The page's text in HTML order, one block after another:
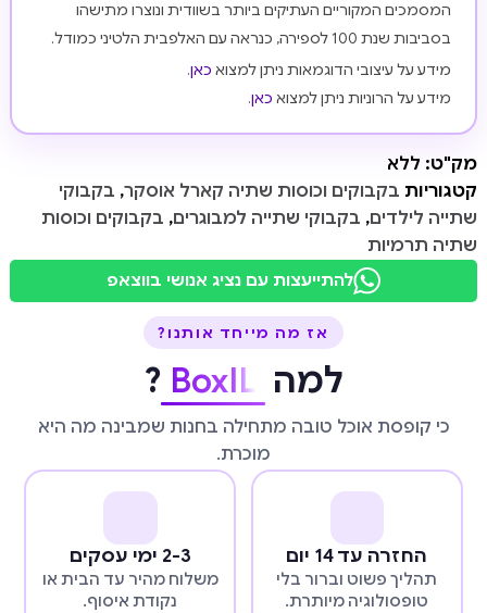
המסמכים המקוריים העתיקים ביותר בשוודית ונוצרו מתישהו
בסביבות שנת 100 לספירה, כנראה עם האלפבית הלטיני כמודל.
מידע על עיצובי הדוגמאות ניתן למצוא כאן.
מידע על הרוניות ניתן למצוא כאן.
מק"ט: ללא
קטגוריות בקבוקים וכוסות שתיה קארל אוסקר, בקבוקי
שתייה לילדים, בקבוקי שתייה למבוגרים, בקבוקים וכוסות
שתיה תרמיות
להתייעצות עם נציג אנושי בווצאפ
אז מה מייחד אותנו?
למה BoxIL
?
כי קופסת אוכל טובה מתחילה בחנות שמבינה מה היא
מוכרת.
החזרה עד 14 יום
תהליך פשוט וברור בלי
טופסולוגיה מיותרת.
2-3 ימי עסקים
משלוח מהיר עד הבית או
נקודת איסוף.